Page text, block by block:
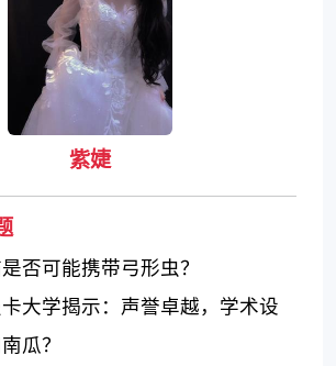
紫婕
否可能携带弓形虫？
大学揭示：声誉卓越，学术设
瓜？